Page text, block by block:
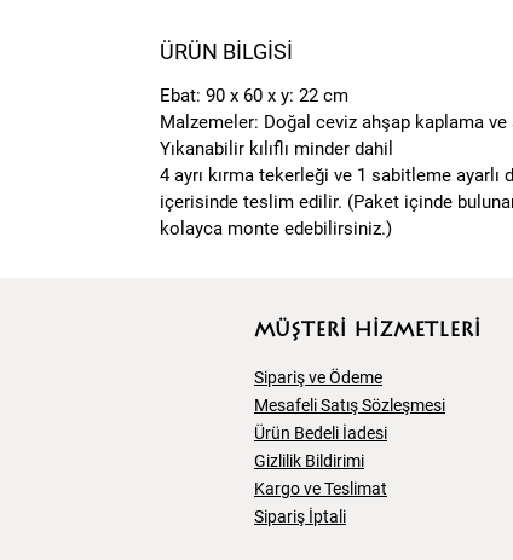
ÜRÜN BİLGİSİ
Ebat: 90 x 60 x y: 22 cm
Malzemeler: Doğal ceviz ahşap kaplama
Yıkanabilir kılıflı minder dahil
4 ayrı kırma tekerleği ve 1 sabitleme ayarlı
içerisinde teslim edilir. (Paket içinde
kolayca monte edebilirsiniz.)
MÜŞTERİ HİZMETLERİ
Sipariş ve Ödeme
Mesafeli Satış Sözleşmesi
Ürün Bedeli İadesi
Gizlilik Bildirimi
Kargo ve Teslimat
Sipariş İptali